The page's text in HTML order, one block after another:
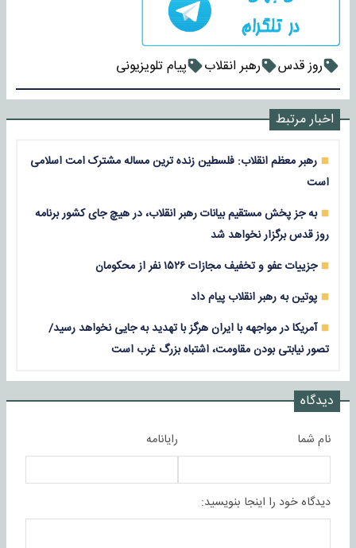
روز قدس رهبر انقلاب پیام تلویزیونی
اخبار مرتبط
رهبر معظم انقلاب: فلسطین زنده ترین مساله مشترک امت اسلامی
است
به جز پخش مستقیم بیانات رهبر انقلاب، در هیچ جای کشور برنامه‌
روز قدس برگزار نخواهد شد
جزییات عفو و تخفیف مجازات ۱۵۲۶ نفر از محکومان
پوتین به رهبر انقلاب پیام داد
آمریکا در مواجهه با ایران هرگز با تهدید به جایی نخواهد رسید/
تصور نیابتی بودن مقاومت، اشتباه بزرگ غرب است
دیدگاه
نام شما رایانامه
دیدگاه خود را اینجا بنویسید: